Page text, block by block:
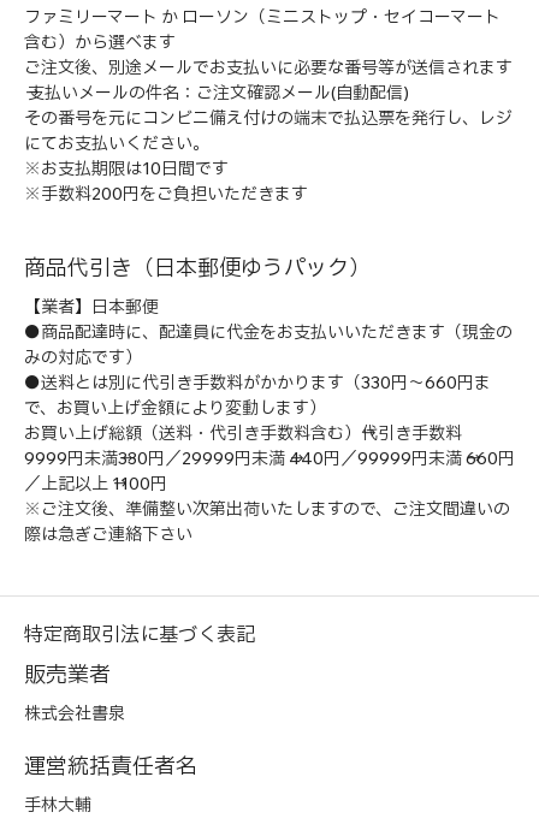
ファミリーマート か ローソン（ミニストップ・セイコーマート
含む）から選べます
ご注文後、別途メールでお支払いに必要な番号等が送信されます
→ 支払いメールの件名：ご注文確認メール(自動配信)
その番号を元にコンビニ備え付けの端末で払込票を発行し、レジ
にてお支払いください。
※お支払期限は10日間です
※手数料200円をご負担いただきます
商品代引き（日本郵便ゆうパック）
【業者】日本郵便
●商品配達時に、配達員に代金をお支払いいただきます（現金の
みの対応です）
●送料とは別に代引き手数料がかかります（330円～660円ま
で、お買い上げ金額により変動します）
お買い上げ総額（送料・代引き手数料含む）→代引き手数料
9999円未満→330円／29999円未満 →440円／99999円未満 →660円
／上記以上 →1100円
※ご注文後、準備整い次第出荷いたしますので、ご注文間違いの
際は急ぎご連絡下さい
特定商取引法に基づく表記
販売業者
株式会社書泉
運営統括責任者名
手林大輔